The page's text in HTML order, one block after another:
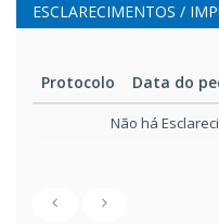
ESCLARECIMENTOS /
Protocolo Data do
Não há